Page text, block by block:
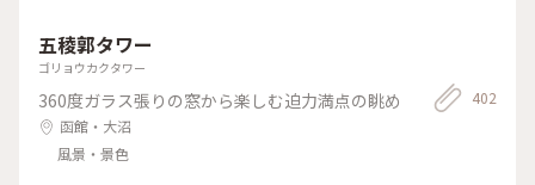
ok!）を 食べやすい大きさに切って耐熱皿に置きます。 ★醤
油、ごま油、料理酒を回しかけます。 ★220度のオーブンで15
分〜20分くらい 様子を見ながら焼きます。タラに火が通れば
できあがりです♪ （オーブンの分数は様子を見て調整して下
さい♫） #富良野チーズ工房 #富良野 #北海道 #チーズ #白カビ
チーズ #お土産 #おみやげ
五稜郭タワー
ゴリョウカクタワー
360度ガラス張りの窓から楽しむ迫力満点の眺め
函館・大沼
風景・景色
402